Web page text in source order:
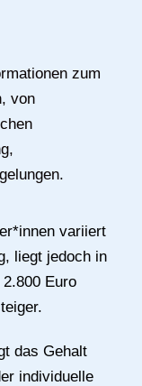
zum
von
variiert
liegt jedoch in
Euro
das Gehalt
individuelle